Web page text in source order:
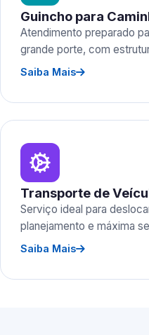
Guincho para
Atendimento preparado
grande porte, com
Saiba Mais
Transporte de
Serviço ideal para
planejamento e máxima
Saiba Mais